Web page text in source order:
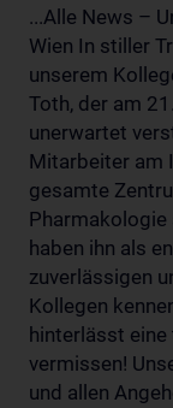
...Alle News –
Wien In stiller
unserem
Toth, der am
unerwartet
Mitarbeiter am
gesamte
haben ihn als
zuverlässigen
Kollegen
hinterlässt
vermissen!
und allen